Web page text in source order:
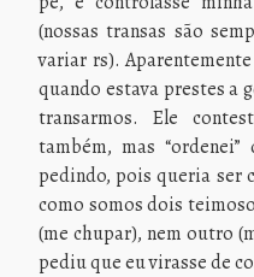
(nossas transas são
variar rs).
quando estava prestes a
transarmos. Ele
também, mas
pedindo, pois queria ser
como somos dois
(me chupar), nem outro
pediu que eu virasse de